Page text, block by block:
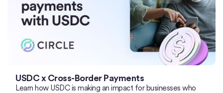
USDC x Cross-Border Payments
Learn how USDC is making an impact for businesses who